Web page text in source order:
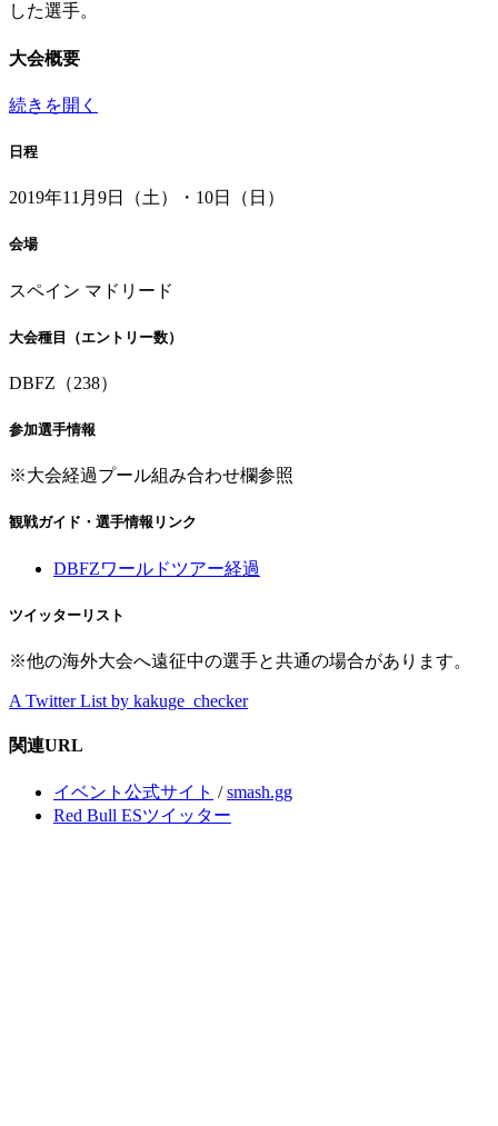
した選手。
大会概要
続きを開く
日程
2019年11月9日（土）・10日（日）
会場
スペイン マドリード
大会種目（エントリー数）
DBFZ（238）
参加選手情報
※大会経過プール組み合わせ欄参照
観戦ガイド・選手情報リンク
DBFZワールドツアー経過
ツイッターリスト
※他の海外大会へ遠征中の選手と共通の場合があります。
A Twitter List by kakuge_checker
関連URL
イベント公式サイト /smash.gg
Red Bull ESツイッター